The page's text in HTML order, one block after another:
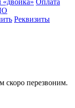
«двойка» Оплата
Реквизиты
скоро перезвоним.